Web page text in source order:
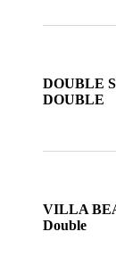
DOUBLE
DOUBLE
VILLA
Double